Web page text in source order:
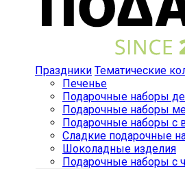
Праздники Тематические
Печенье
Подарочные наборы
Подарочные наборы
Подарочные наборы с
Сладкие подарочные
Шоколадные изделия
Подарочные наборы с